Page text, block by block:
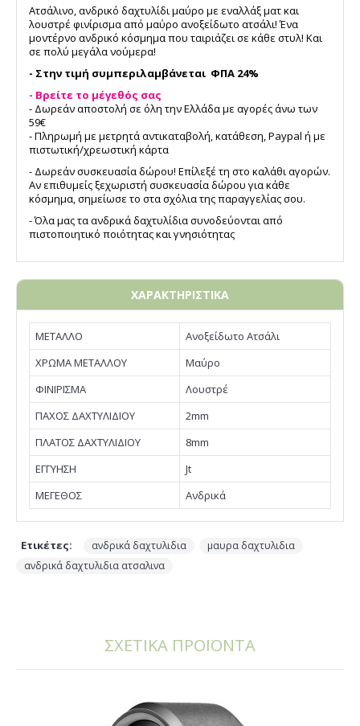
Ατσάλινο, ανδρικό δαχτυλίδι μαύρο με εναλλάξ ματ και
λουστρέ φινίρισμα από μαύρο ανοξείδωτο ατσάλι! Ένα
μοντέρνο ανδρικό κόσμημα που ταιριάζει σε κάθε στυλ! Και
σε πολύ μεγάλα νούμερα!
- Στην τιμή συμπεριλαμβάνεται ΦΠΑ 24%
- Βρείτε το μέγεθός σας
- Δωρεάν αποστολή σε όλη την Ελλάδα με αγορές άνω των
59€
- Πληρωμή με μετρητά αντικαταβολή, κατάθεση, Paypal ή με
πιστωτική/χρεωστική κάρτα
- Δωρεάν συσκευασία δώρου! Επίλεξέ τη στο καλάθι αγορών.
Αν επιθυμείς ξεχωριστή συσκευασία δώρου για κάθε
κόσμημα, σημείωσε το στα σχόλια της παραγγελίας σου.
- Όλα μας τα ανδρικά δαχτυλίδια συνοδεύονται από
πιστοποιητικό ποιότητας και γνησιότητας
ΧΑΡΑΚΤΗΡΙΣΤΙΚΑ
ΜΕΤΑΛΛΟ
Ανοξείδωτο Ατσάλι
ΧΡΩΜΑ ΜΕΤΑΛΛΟΥ
Μαύρο
ΦΙΝΙΡΙΣΜΑ
Λουστρέ
ΠΑΧΟΣ ΔΑΧΤΥΛΙΔΙΟΥ
2mm
ΠΛΑΤΟΣ ΔΑΧΤΥΛΙΔΙΟΥ
8mm
EΓΓΥΗΣΗ
Jt
ΜΕΓΕΘΟΣ
Ανδρικά
Ετικέτες: ανδρικά δαχτυλιδια μαυρα δαχτυλιδια
ανδρικά δαχτυλιδια ατσαλινα
ΣΧΕΤΙΚΑ ΠΡΟΪΟΝΤΑ